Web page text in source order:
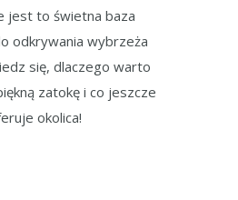
jest to świetna baza
odkrywania wybrzeża
się, dlaczego warto
zatokę i co jeszcze
okolica!